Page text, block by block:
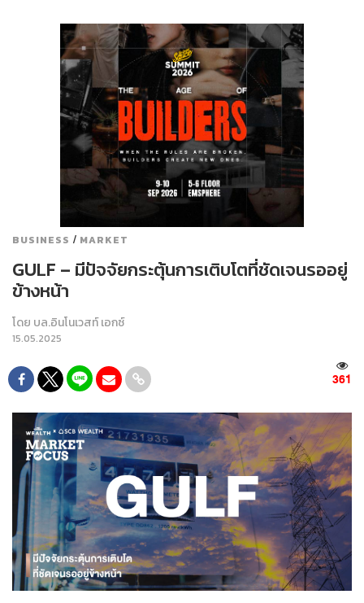
BUSINESS / MARKET
GULF – มีปัจจัยกระตุ้นการเติบโตที่ชัดเจนรออยู่
ข้างหน้า
โดย บล.อินโนเวสท์ เอกซ์
15.05.2025
361